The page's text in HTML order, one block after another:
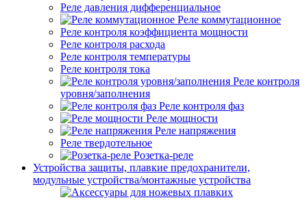
Реле давления дифференциальное
Реле коммутационное
Реле контроля коэффициента мощности
Реле контроля расхода
Реле контроля температуры
Реле контроля тока
Реле контроля
уровня/заполнения
Реле контроля фаз
Реле мощности
Реле напряжения
Реле твердотельное
Розетка-реле
Устройства защиты, плавкие предохранители,
модульные устройства/монтажные устройства